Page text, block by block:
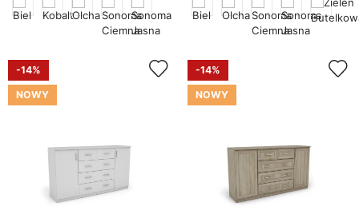
-14%
NOWY
-14%
NOWY